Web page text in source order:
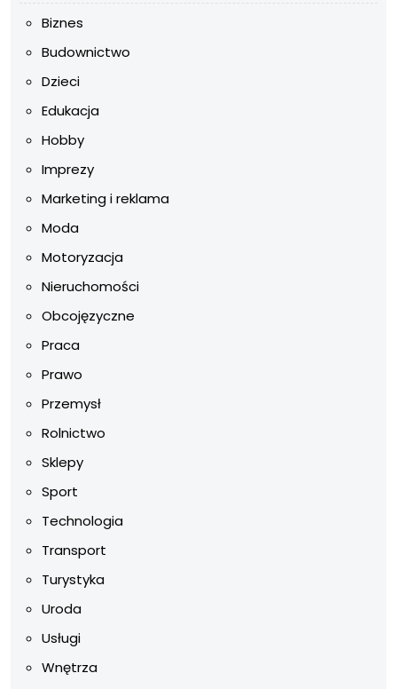
Biznes
Budownictwo
Dzieci
Edukacja
Hobby
Imprezy
Marketing i reklama
Moda
Motoryzacja
Nieruchomości
Obcojęzyczne
Praca
Prawo
Przemysł
Rolnictwo
Sklepy
Sport
Technologia
Transport
Turystyka
Uroda
Usługi
Wnętrza